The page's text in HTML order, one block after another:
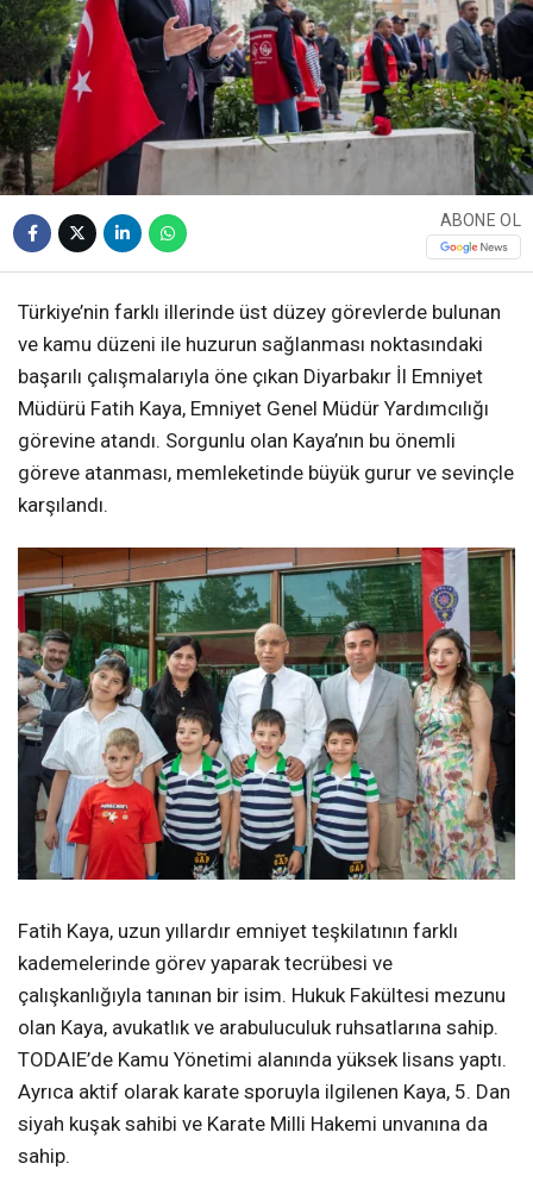
ABONE OL
Türkiye’nin farklı illerinde üst düzey görevlerde bulunan
ve kamu düzeni ile huzurun sağlanması noktasındaki
başarılı çalışmalarıyla öne çıkan Diyarbakır İl Emniyet
Müdürü Fatih Kaya, Emniyet Genel Müdür Yardımcılığı
görevine atandı. Sorgunlu olan Kaya’nın bu önemli
göreve atanması, memleketinde büyük gurur ve sevinçle
karşılandı.
Fatih Kaya, uzun yıllardır emniyet teşkilatının farklı
kademelerinde görev yaparak tecrübesi ve
çalışkanlığıyla tanınan bir isim. Hukuk Fakültesi mezunu
olan Kaya, avukatlık ve arabuluculuk ruhsatlarına sahip.
TODAIE’de Kamu Yönetimi alanında yüksek lisans yaptı.
Ayrıca aktif olarak karate sporuyla ilgilenen Kaya, 5. Dan
siyah kuşak sahibi ve Karate Milli Hakemi unvanına da
sahip.